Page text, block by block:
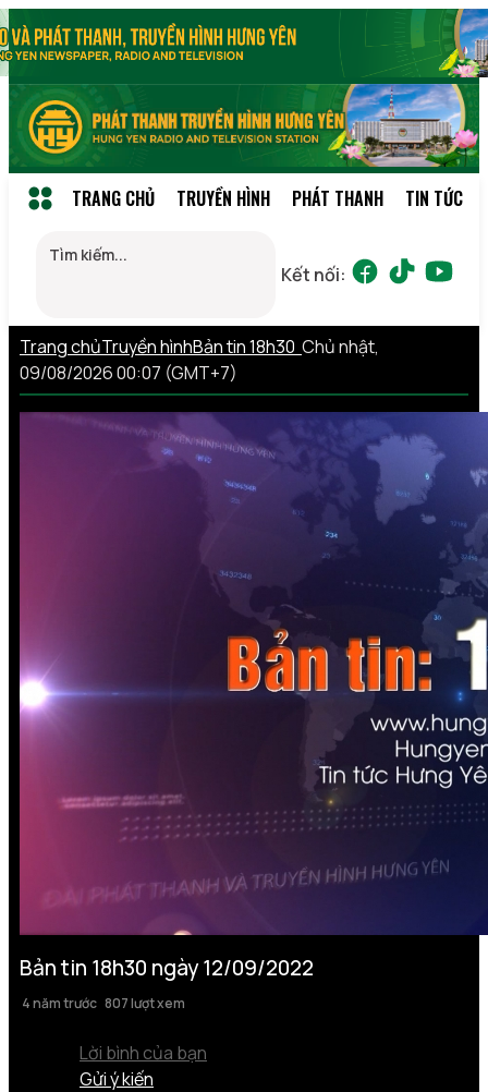
TRANG CHỦ TRUYỀN HÌNH PHÁT THANH TIN TỨC
Kết nối:
Trang chủTruyền hìnhBản tin 18h30 Chủ nhật,
09/08/2026 00:07 (GMT+7)
Bản tin 18h30 ngày 12/09/2022
4 năm trước 807 lượt xem
Lời bình của bạn
Gửi ý kiến